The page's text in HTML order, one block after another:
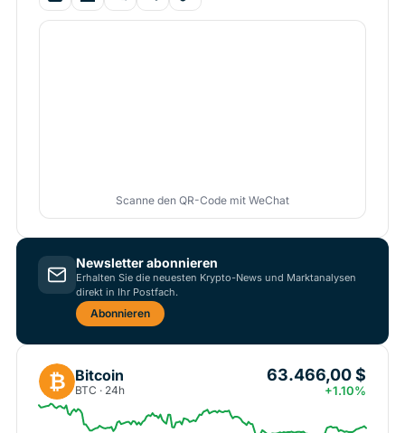
Scanne den QR-Code mit WeChat
Newsletter abonnieren
Erhalten Sie die neuesten Krypto-News und Marktanalysen
direkt in Ihr Postfach.
Abonnieren
₿ Bitcoin
BTC · 24h
63.466,00 $
+1.10%